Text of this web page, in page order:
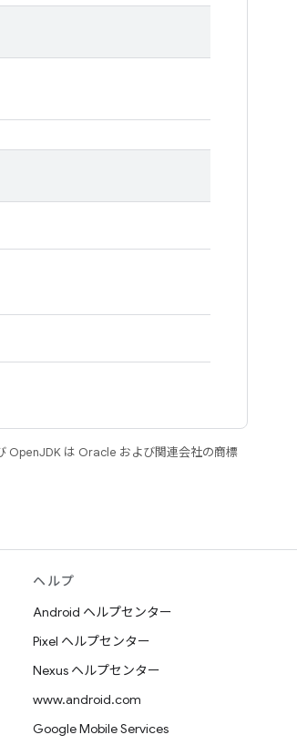
OpenJDK は Oracle および関連会社の商標
ヘルプ
Android ヘルプセンター
Pixel ヘルプセンター
Nexus ヘルプセンター
www.android.com
Google Mobile Services